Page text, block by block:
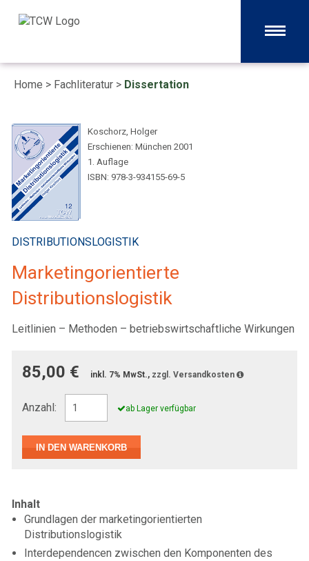
Home > Fachliteratur > Dissertation
Koschorz, Holger
Erschienen: München 2001
1. Auflage
ISBN: 978-3-934155-69-5
DISTRIBUTIONSLOGISTIK
Marketingorientierte
Distributionslogistik
Leitlinien – Methoden – betriebswirtschaftliche Wirkungen
85,00 € inkl. 7% MwSt., zzgl. Versandkosten
Anzahl: ab Lager verfügbar
Inhalt
Grundlagen der marketingorientierten
Distributionslogistik
Interdependencen zwischen den Komponenten des